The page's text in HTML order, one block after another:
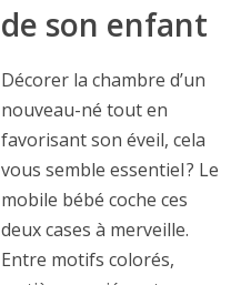
de son enfant
Décorer la chambre d’un
nouveau-né tout en
favorisant son éveil, cela
vous semble essentiel ? Le
mobile bébé coche ces
deux cases à merveille.
Entre motifs colorés,